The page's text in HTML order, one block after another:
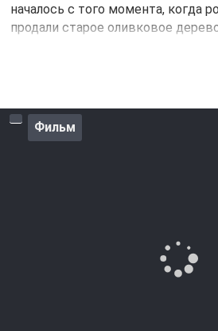
началось с того момента, когда
продали старое оливковое
разрешения у дедушки.
оливу и обращается за помощью
счастье в свою семью.
Фильм